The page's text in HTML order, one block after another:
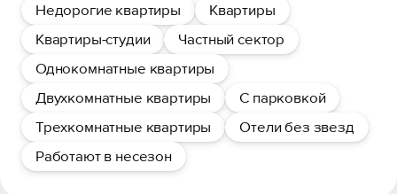
Недорогие квартиры
Квартиры
Квартиры-студии
Частный сектор
Однокомнатные квартиры
Двухкомнатные квартиры
С парковкой
Трехкомнатные квартиры
Отели без звезд
Работают в несезон